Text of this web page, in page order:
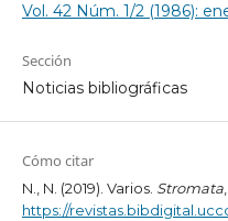
Vol. 42 Núm. 1/2 (1986):
Sección
Noticias bibliográficas
Cómo citar
N., N. (2019). Varios. Stromata,
https://